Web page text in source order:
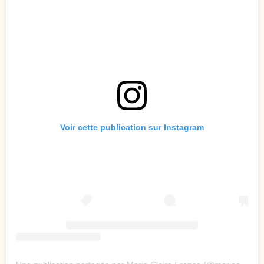
Voir cette publication sur Instagram